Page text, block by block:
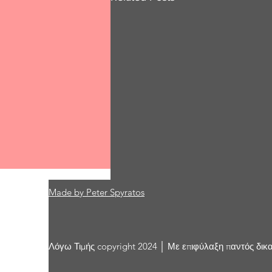
Comments
Write a comment...
Made by Peter Spyratos
Λόγω Τιμής copyright 2024 │ Με επιφύλαξη παντός